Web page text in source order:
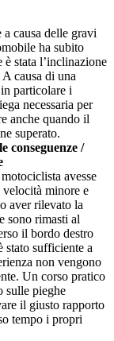
causa delle gravi
ha subito
stata l’inclinazione
causa di una
particolare i
necessaria per
anche quando il
superato.
conseguenze /
avesse
velocità minore e
aver rilevato la
sono rimasti al
il bordo destro
stato sufficiente a
non vengono
Un corso pratico
sulle pieghe
il giusto rapporto
tempo i propri